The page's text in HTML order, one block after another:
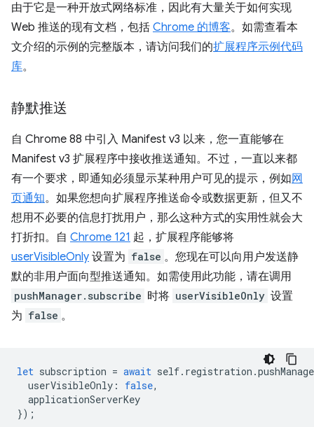
由于它是一种开放式网络标准，因此有大量关于如何实现
Web 推送的现有文档，包括 Chrome 的博客。如需查看本
文介绍的示例的完整版本，请访问我们的扩展程序示例代码
库。
静默推送
自 Chrome 88 中引入 Manifest v3 以来，您一直能够在
Manifest v3 扩展程序中接收推送通知。不过，一直以来都
有一个要求，即通知必须显示某种用户可见的提示，例如网
页通知。如果您想向扩展程序推送命令或数据更新，但又不
想用不必要的信息打扰用户，那么这种方式的实用性就会大
打折扣。自 Chrome 121 起，扩展程序能够将
userVisibleOnly 设置为 false 。您现在可以向用户发送静
默的非用户面向型推送通知。如需使用此功能，请在调用
pushManager.subscribe 时将 userVisibleOnly 设置
为 false 。
let subscription = await self. registration .
userVisibleOnly : false,
applicationServerKey
});